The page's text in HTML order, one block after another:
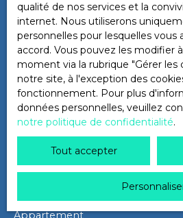
Surface min (m²)
Ne manquez plus
correspondant à
!
Prénom Nom
Type d'offre
Appartement
Type de bien
qualité de nos services et la
internet. Nous utiliserons
personnelles pour lesquelles vous
accord. Vous pouvez les modifier
moment via la rubrique ″Gérer les
notre site, à l'exception des
fonctionnement. Pour plus
données personnelles, veuillez
notre politique de confidentialité.
Tout accepter